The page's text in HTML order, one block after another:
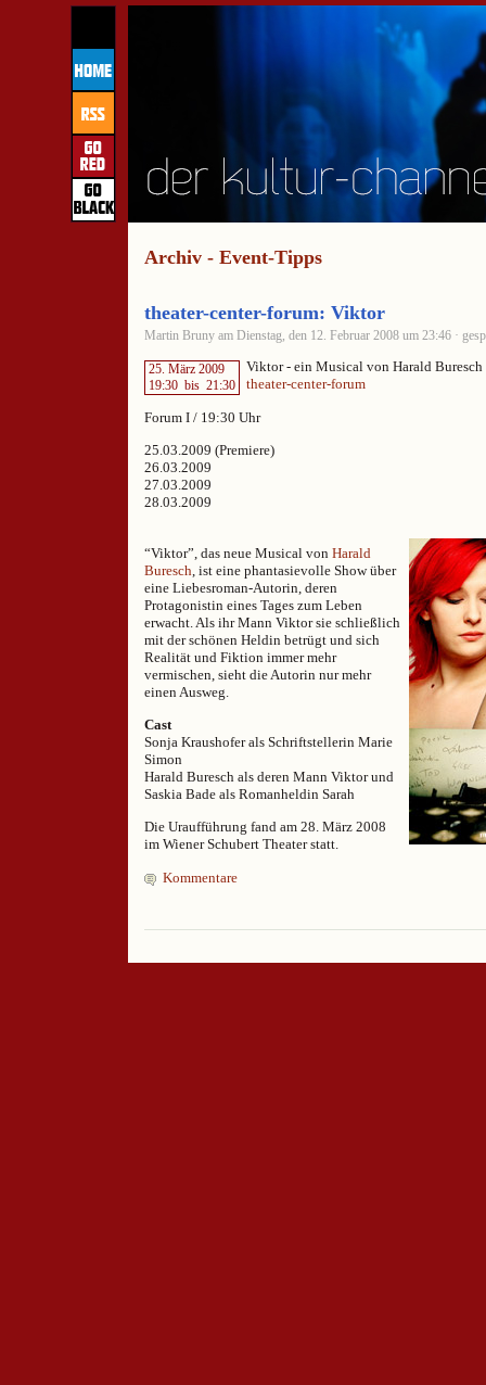
Archiv - Event-Tipps
theater-center-forum: Viktor
Martin Bruny am Dienstag, den 12. Februar 2008 um 23:46 ·
25. März 2009
19:30 bis 21:30
Viktor - ein Musical von Harald Buresch
theater-center-forum
Forum I / 19:30 Uhr
25.03.2009 (Premiere)
26.03.2009
27.03.2009
28.03.2009
“Viktor”, das neue Musical von Harald
Buresch , ist eine phantasievolle Show über
eine Liebesroman-Autorin, deren
Protagonistin eines Tages zum Leben
erwacht. Als ihr Mann Viktor sie schließlich
mit der schönen Heldin betrügt und sich
Realität und Fiktion immer mehr
vermischen, sieht die Autorin nur mehr
einen Ausweg.
Cast
Sonja Kraushofer als Schriftstellerin Marie
Simon
Harald Buresch als deren Mann Viktor und
Saskia Bade als Romanheldin Sarah
Die Uraufführung fand am 28. März 2008
im Wiener Schubert Theater statt.
Kommentare